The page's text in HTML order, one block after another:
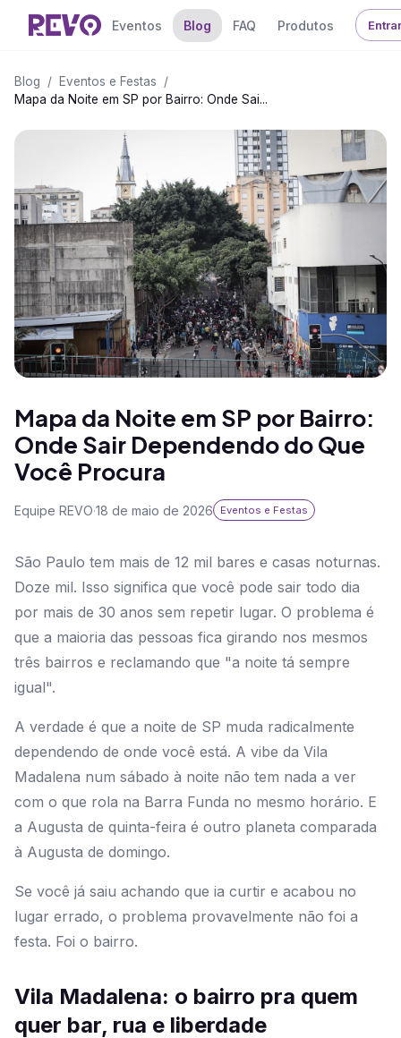
Eventos Blog FAQ Produtos
Blog / Eventos e Festas
/
Mapa da Noite em SP por Bairro: Onde Sai...
Mapa da Noite em SP por Bairro:
Onde Sair Dependendo do Que
Você Procura
Equipe REVO·18 de maio de 2026 Eventos e Festas
São Paulo tem mais de 12 mil bares e casas noturnas.
Doze mil. Isso significa que você pode sair todo dia
por mais de 30 anos sem repetir lugar. O problema é
que a maioria das pessoas fica girando nos mesmos
três bairros e reclamando que "a noite tá sempre
igual".
A verdade é que a noite de SP muda radicalmente
dependendo de onde você está. A vibe da Vila
Madalena num sábado à noite não tem nada a ver
com o que rola na Barra Funda no mesmo horário. E
a Augusta de quinta-feira é outro planeta comparada
à Augusta de domingo.
Se você já saiu achando que ia curtir e acabou no
lugar errado, o problema provavelmente não foi a
festa. Foi o bairro.
Vila Madalena: o bairro pra quem
quer bar, rua e liberdade